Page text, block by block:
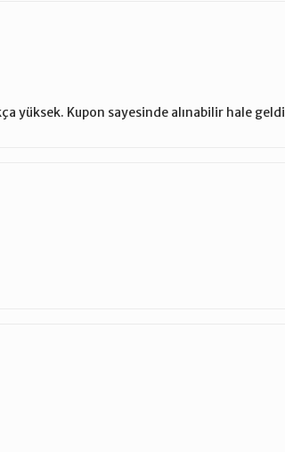
yüksek. Kupon sayesinde alınabilir hale geldi